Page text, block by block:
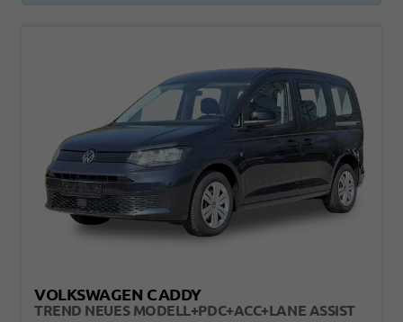
VOLKSWAGEN CADDY
TREND NEUES MODELL+PDC+ACC+LANE ASSIST